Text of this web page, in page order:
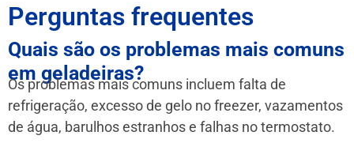
Perguntas frequentes
Quais são os problemas mais comuns
em geladeiras?
Os problemas mais comuns incluem falta de
refrigeração, excesso de gelo no freezer, vazamentos
de água, barulhos estranhos e falhas no termostato.